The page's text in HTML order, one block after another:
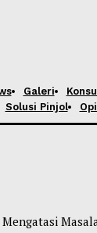
Galeri
Solusi Pinjol